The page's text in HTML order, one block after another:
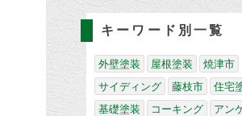
キーワード別一覧
外壁塗装 屋根塗装
焼津市
サイディング
藤枝市
住宅
基礎塗装
コーキング
アン